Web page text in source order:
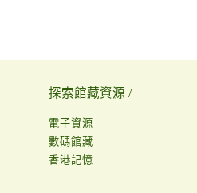
探索館藏資源 /
電子資源
數碼館藏
香港記憶